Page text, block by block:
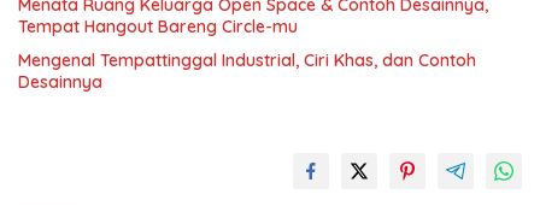
Menata Ruang Keluarga Open Space & Contoh Desainnya,
Tempat Hangout Bareng Circle-mu
Mengenal Tempattinggal Industrial, Ciri Khas, dan Contoh
Desainnya